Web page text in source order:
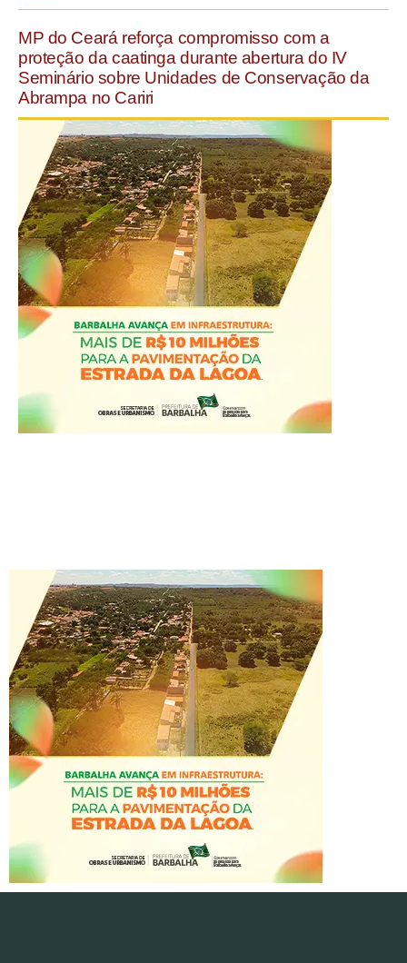
MP do Ceará reforça compromisso com a
proteção da caatinga durante abertura do IV
Seminário sobre Unidades de Conservação da
Abrampa no Cariri